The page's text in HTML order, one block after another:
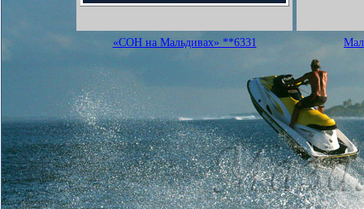
«СОН на Мальдивах» **6331